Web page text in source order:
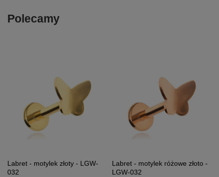
Polecamy
Labret - motylek złoty - LGW-
032
Labret - motylek różowe złoto -
LGW-032